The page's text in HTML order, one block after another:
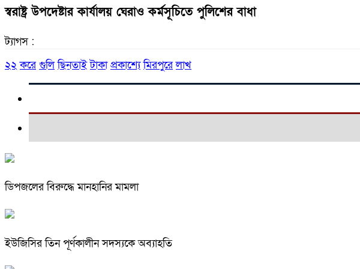
স্বরাষ্ট্র উপদেষ্টার কার্যালয় ঘেরাও কর্মসূচিতে পুলিশের বাধা
ট্যাগস :
২২ করে গুলি ছিনতাই টাকা প্রকাশ্যে মিরপুরে লাখ
ডিপজলের বিরুদ্ধে মানহানির মামলা
ইউজিসির তিন পূর্ণকালীন সদস্যকে অব্যাহতি